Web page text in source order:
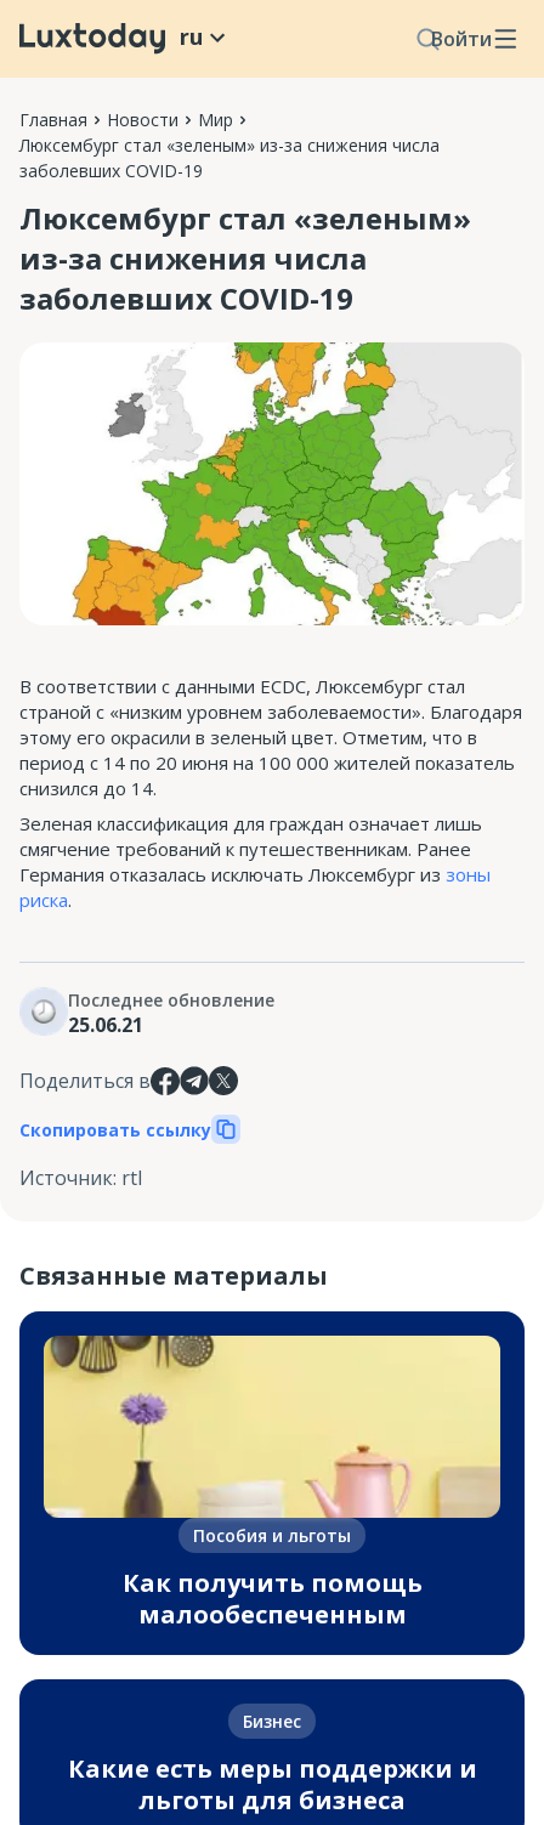
Войти
ru
Главная Новости
Мир
Люксембург стал «зеленым» из-за снижения числа
заболевших COVID-19
Люксембург стал «зеленым»
из-за снижения числа
заболевших COVID-19
В соответствии с данными ECDC, Люксембург стал
страной с «низким уровнем заболеваемости». Благодаря
этому его окрасили в зеленый цвет. Отметим, что в
период с 14 по 20 июня на 100 000 жителей показатель
снизился до 14.
Зеленая классификация для граждан означает лишь
смягчение требований к путешественникам. Ранее
Германия отказалась исключать Люксембург из зоны
риска.
Последнее обновление
25.06.21
Поделиться в
Скопировать ссылку
Источник: rtl
Связанные материалы
Пособия и льготы
Как получить помощь
малообеспеченным
Бизнес
Какие есть меры поддержки и
льготы для бизнеса